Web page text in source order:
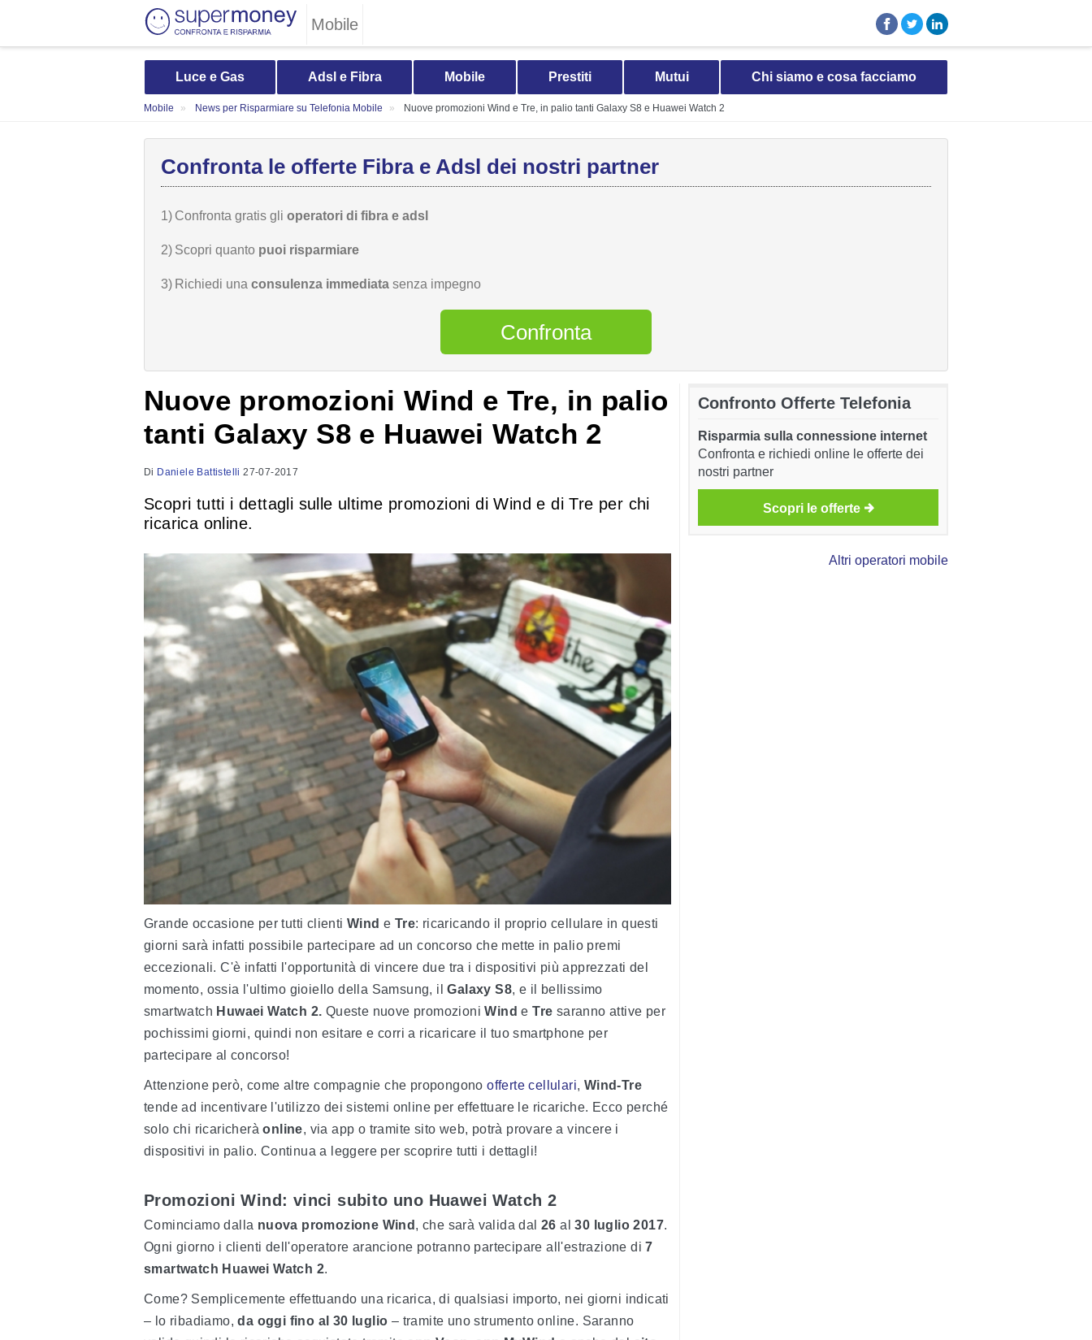
Mobile
Luce e Gas Adsl e Fibra Mobile Prestiti Mutui Chi siamo e cosa facciamo
Mobile News per Risparmiare su Telefonia Mobile Nuove promozioni Wind e Tre, in palio tanti Galaxy S8 e Huawei Watch 2
Confronta le offerte Fibra e Adsl dei nostri partner
1) Confronta gratis gli operatori di fibra e adsl
2) Scopri quanto puoi risparmiare
3) Richiedi una consulenza immediata senza impegno
Confronta
Nuove promozioni Wind e Tre, in palio
tanti Galaxy S8 e Huawei Watch 2
Di Daniele Battistelli 27-07-2017
Scopri tutti i dettagli sulle ultime promozioni di Wind e di Tre per chi
ricarica online.
Grande occasione per tutti clienti Wind e Tre: ricaricando il proprio cellulare in questi
giorni sarà infatti possibile partecipare ad un concorso che mette in palio premi
eccezionali. C'è infatti l'opportunità di vincere due tra i dispositivi più apprezzati del
momento, ossia l'ultimo gioiello della Samsung, ilGalaxy S8, e il bellissimo
smartwatch Huwaei Watch 2. Queste nuove promozioniWind eTre saranno attive per
pochissimi giorni, quindi non esitare e corri a ricaricare il tuo smartphone per
partecipare al concorso!
Attenzione però, come altre compagnie che propongonoofferte cellulari, Wind-Tre
tende ad incentivare l'utilizzo dei sistemi online per effettuare le ricariche. Ecco perché
solo chi ricaricheràonline, via app o tramite sito web, potrà provare a vincere i
dispositivi in palio. Continua a leggere per scoprire tutti i dettagli!
Promozioni Wind: vinci subito uno Huawei Watch 2
Cominciamo dalla nuova promozione Wind , che sarà valida dal26 al30 luglio 2017.
Ogni giorno i clienti dell'operatore arancione potranno partecipare all'estrazione di7
smartwatch Huawei Watch 2.
Come? Semplicemente effettuando una ricarica, di qualsiasi importo, nei giorni indicati
– lo ribadiamo,da oggi fino al 30 luglio – tramite uno strumento online. Saranno
Confronto Offerte Telefonia
Risparmia sulla connessione internet
Confronta e richiedi online le offerte dei
nostri partner
Scopri le offerte
Altri operatori mobile